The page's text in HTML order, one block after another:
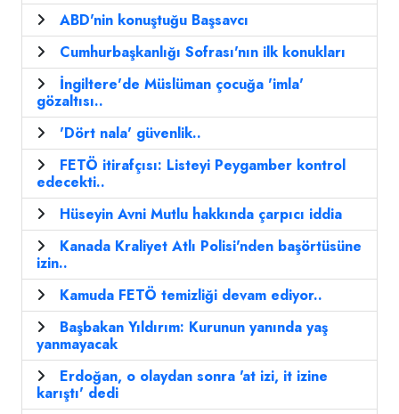
ABD'nin konuştuğu Başsavcı
Cumhurbaşkanlığı Sofrası'nın ilk konukları
İngiltere'de Müslüman çocuğa 'imla'
gözaltısı..
'Dört nala' güvenlik..
FETÖ itirafçısı: Listeyi Peygamber kontrol
edecekti..
Hüseyin Avni Mutlu hakkında çarpıcı iddia
Kanada Kraliyet Atlı Polisi'nden başörtüsüne
izin..
Kamuda FETÖ temizliği devam ediyor..
Başbakan Yıldırım: Kurunun yanında yaş
yanmayacak
Erdoğan, o olaydan sonra 'at izi, it izine
karıştı' dedi